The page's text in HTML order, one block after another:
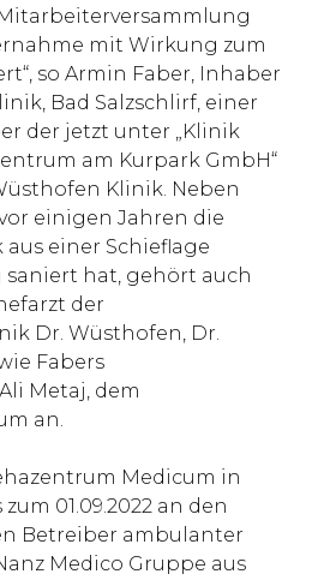
mit Wirkung zum
so Armin Faber, Inhaber
Bad Salzschlirf, einer
der jetzt unter „Klinik
am Kurpark GmbH“
Klinik. Neben
einigen Jahren die
einer Schieflage
hat, gehört auch
der
Dr. Wüsthofen, Dr.
Fabers
Metaj, dem
an.
Medicum in
01.09.2022 an den
Betreiber ambulanter
Medico Gruppe aus